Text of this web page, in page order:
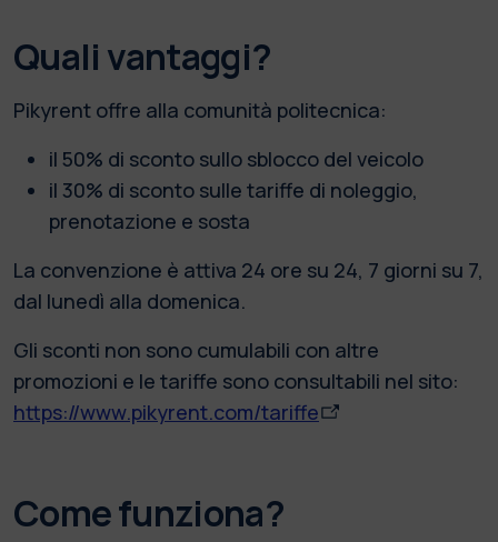
Quali vantaggi?
Pikyrent offre alla comunità politecnica:
il 50% di sconto sullo sblocco del veicolo
il 30% di sconto sulle tariffe di noleggio,
prenotazione e sosta
La convenzione è attiva 24 ore su 24, 7 giorni su 7,
dal lunedì alla domenica.
Gli sconti non sono cumulabili con altre
promozioni e le tariffe sono consultabili nel sito:
https://www.pikyrent.com/tariffe
Come funziona?